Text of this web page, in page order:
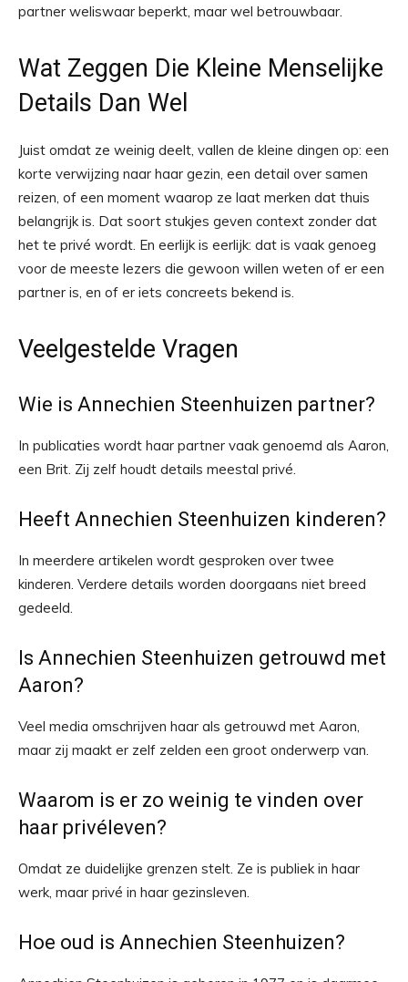
partner weliswaar beperkt, maar wel betrouwbaar.
Wat Zeggen Die Kleine Menselijke
Details Dan Wel
Juist omdat ze weinig deelt, vallen de kleine dingen op: een
korte verwijzing naar haar gezin, een detail over samen
reizen, of een moment waarop ze laat merken dat thuis
belangrijk is. Dat soort stukjes geven context zonder dat
het te privé wordt. En eerlijk is eerlijk: dat is vaak genoeg
voor de meeste lezers die gewoon willen weten of er een
partner is, en of er iets concreets bekend is.
Veelgestelde Vragen
Wie is Annechien Steenhuizen partner?
In publicaties wordt haar partner vaak genoemd als Aaron,
een Brit. Zij zelf houdt details meestal privé.
Heeft Annechien Steenhuizen kinderen?
In meerdere artikelen wordt gesproken over twee
kinderen. Verdere details worden doorgaans niet breed
gedeeld.
Is Annechien Steenhuizen getrouwd met
Aaron?
Veel media omschrijven haar als getrouwd met Aaron,
maar zij maakt er zelf zelden een groot onderwerp van.
Waarom is er zo weinig te vinden over
haar privéleven?
Omdat ze duidelijke grenzen stelt. Ze is publiek in haar
werk, maar privé in haar gezinsleven.
Hoe oud is Annechien Steenhuizen?